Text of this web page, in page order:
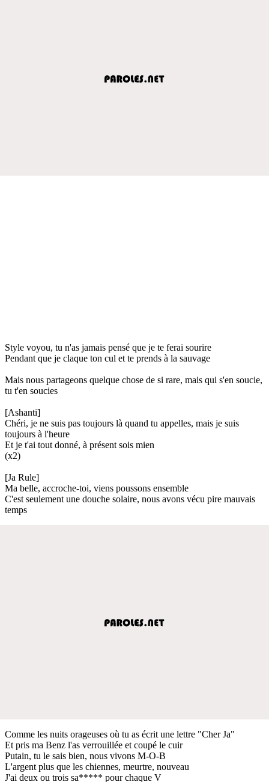
Style voyou, tu n'as jamais pensé que je te ferai sourire
Pendant que je claque ton cul et te prends à la sauvage
Mais nous partageons quelque chose de si rare, mais qui s'en soucie,
tu t'en soucies
[Ashanti]
Chéri, je ne suis pas toujours là quand tu appelles, mais je suis
toujours à l'heure
Et je t'ai tout donné, à présent sois mien
(x2)
[Ja Rule]
Ma belle, accroche-toi, viens poussons ensemble
C'est seulement une douche solaire, nous avons vécu pire mauvais
temps
Comme les nuits orageuses où tu as écrit une lettre "Cher Ja"
Et pris ma Benz l'as verrouillée et coupé le cuir
Putain, tu le sais bien, nous vivons M-O-B
L'argent plus que les chiennes, meurtre, nouveau
J'ai deux ou trois sa***** pour chaque V